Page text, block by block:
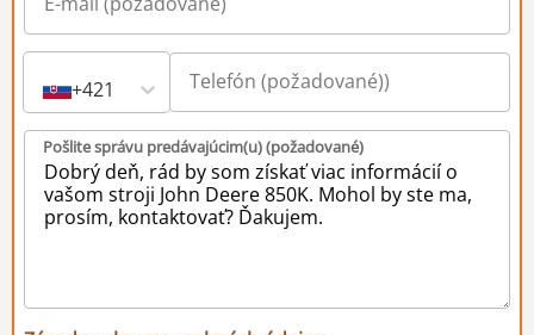
+421
Pošlite správu predávajúcim(u) (požadované)